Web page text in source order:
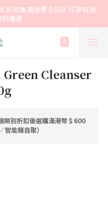
折扣後滿港幣＄600  可享有順
優惠
Cleanser
類別折扣後選購滿港幣＄600
能櫃自取）